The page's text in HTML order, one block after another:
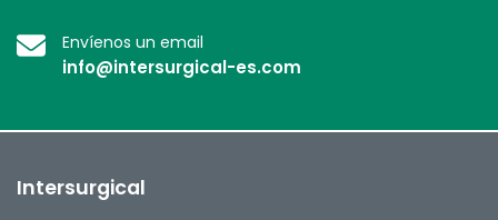
Envíenos un email
info@intersurgical-es.com
Intersurgical